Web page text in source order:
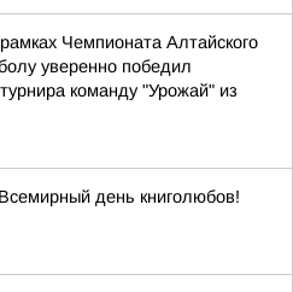
Чемпионата Алтайского
уверенно победил
команду "Урожай" из
день книголюбов!